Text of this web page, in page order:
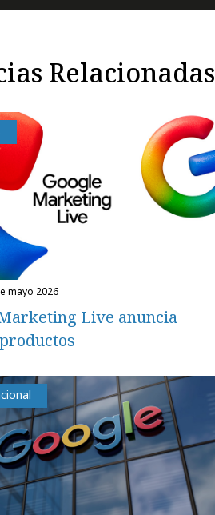
Relacionadas
mayo 2026
Live anuncia